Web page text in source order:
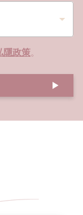
隱政策。